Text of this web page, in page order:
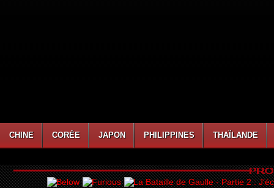
CHINE CORÉE JAPON PHILIPPINES THAÏLANDE